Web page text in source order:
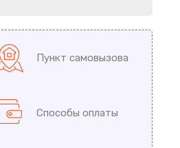
Пункт самовызова
Способы оплаты